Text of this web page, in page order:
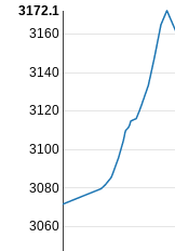
3060
3080
3100
3120
3140
3160
3172.1